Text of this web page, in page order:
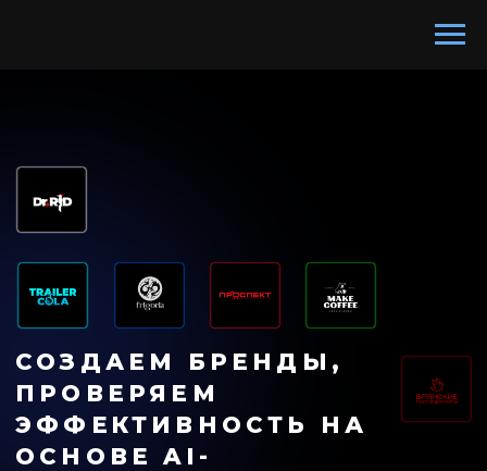
СОЗДАЕМ БРЕНДЫ,
ПРОВЕРЯЕМ
ЭФФЕКТИВНОСТЬ НА
ОСНОВЕ AI-
Прежде чем приступить к разработке
бренда необходимо провести сложное
исследование, которое часто бывает
дороже самой разработки бренда. Наша
команда проведет исследование с
использованием AI-инструментов,